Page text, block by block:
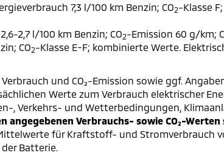
7,3 l/100 km Benzin; CO2-Klasse
2,7 l/100 km Benzin; CO2-Emission 60 g/km;
CO2-Klasse E-F; kombinierte Werte.
und CO₂-Emission sowie ggf.
Werte zum Verbrauch elektrischer
, Verkehrs- und Wetterbedingungen,
Verbrauchs- sowie CO₂-
für Kraftstoff- und Stromverbrauch
Batterie.